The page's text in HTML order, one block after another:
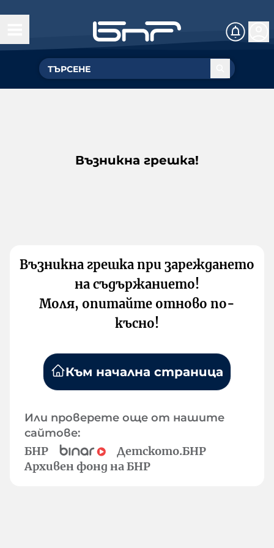
Възникна грешка!
Възникна грешка при зареждането
на съдържанието!
Моля, опитайте отново по-
късно!
Към начална страница
Или проверете още от нашите
сайтове:
БНР
Детското.БНР
Архивен фонд на БНР